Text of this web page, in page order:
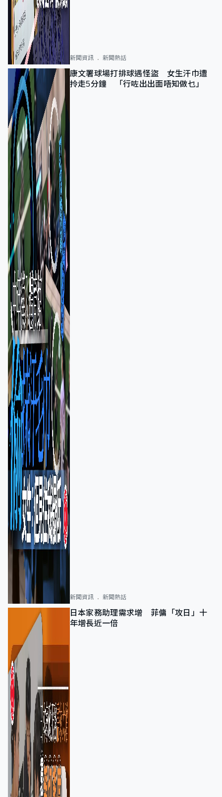
新聞資訊 新聞熱話
康文署球場打排球遇怪盜 女生汗巾遭
拎走5分鐘 「行咗出出面唔知做乜」
新聞資訊 新聞熱話
日本家務助理需求增 菲傭「攻日」十
年增長近一倍